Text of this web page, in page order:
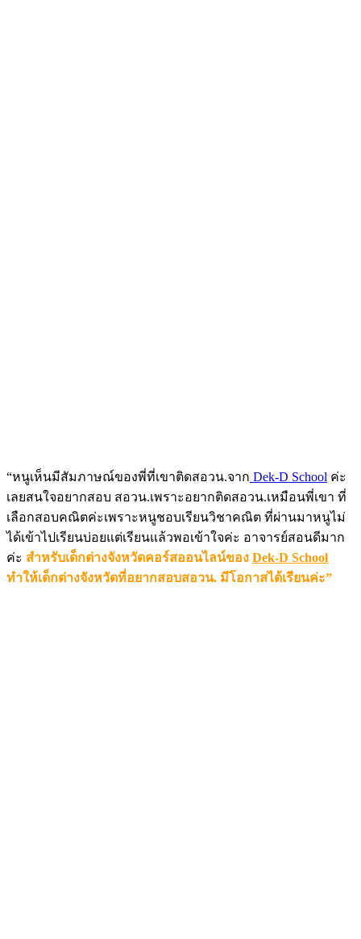
“หนูเห็นมีสัมภาษณ์ของพี่ที่เขาติดสอวน.จาก Dek-D School ค่ะ
เลยสนใจอยากสอบ สอวน.เพราะอยากติดสอวน.เหมือนพี่เขา ที่
เลือกสอบคณิตค่ะเพราะหนูชอบเรียนวิชาคณิต ที่ผ่านมาหนูไม่
ได้เข้าไปเรียนบ่อยแต่เรียนแล้วพอเข้าใจค่ะ อาจารย์สอนดีมาก
ค่ะ สำหรับเด็กต่างจังหวัดคอร์สออนไลน์ของ Dek-D School
ทำให้เด็กต่างจังหวัดที่อยากสอบสอวน. มีโอกาสได้เรียนค่ะ”